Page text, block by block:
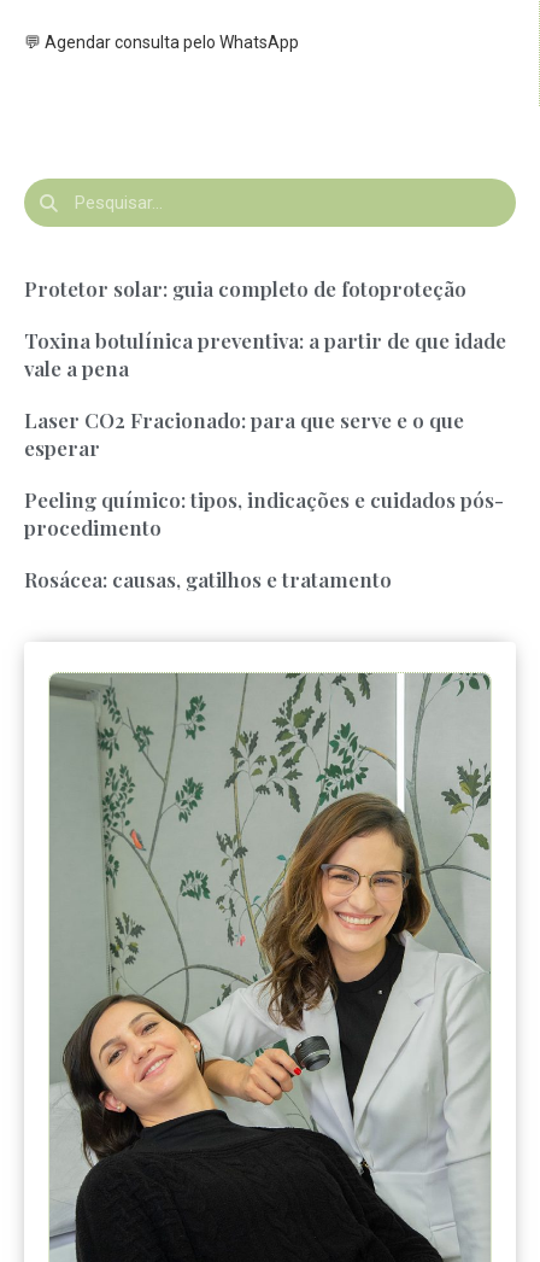
💬 Agendar consulta pelo WhatsApp
Protetor solar: guia completo de fotoproteção
Toxina botulínica preventiva: a partir de que idade
vale a pena
Laser CO2 Fracionado: para que serve e o que
esperar
Peeling químico: tipos, indicações e cuidados pós-
procedimento
Rosácea: causas, gatilhos e tratamento